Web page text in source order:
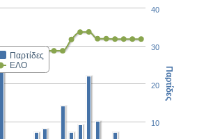
Παρτίδες
ΕΛΟ
10
20
30
40
Παρτίδες